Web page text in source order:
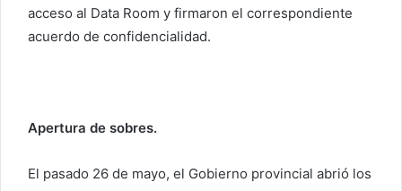
acceso al Data Room y firmaron el correspondiente
acuerdo de confidencialidad.
Apertura de sobres.
El pasado 26 de mayo, el Gobierno provincial abrió los